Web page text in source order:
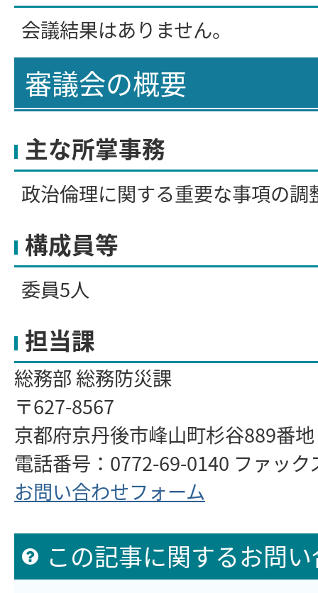
会議結果はありません。
審議会の概要
主な所掌事務
政治倫理に関する重要な事項の調
構成員等
委員5人
担当課
総務部 総務防災課
〒627-8567
京都府京丹後市峰山町杉谷889番
電話番号：0772-69-0140 ファッ
お問い合わせフォーム
この記事に関するお問